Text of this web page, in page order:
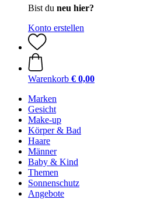
Bist du neu hier?
Konto erstellen
Warenkorb € 0,00
Marken
Gesicht
Make-up
Körper & Bad
Haare
Männer
Baby & Kind
Themen
Sonnenschutz
Angebote